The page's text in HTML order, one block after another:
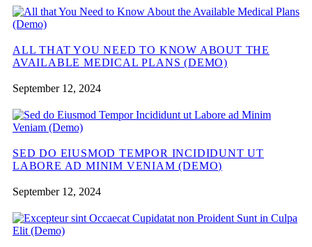
ALL THAT YOU NEED TO KNOW ABOUT THE
AVAILABLE MEDICAL PLANS (DEMO)
September 12, 2024
SED DO EIUSMOD TEMPOR INCIDIDUNT UT
LABORE AD MINIM VENIAM (DEMO)
September 12, 2024